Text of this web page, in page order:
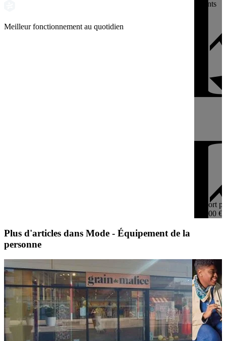
Meilleur fonctionnement au quotidien
Clients
Apport
40 000 €
Plus d'articles dans Mode - Équipement de la
personne